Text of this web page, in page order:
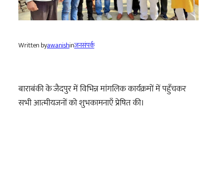
Written byawanishinजनसंपर्क
बाराबंकी के जैदपुर में विभिन्न मांगलिक कार्यक्रमों में पहुँचकर
सभी आत्मीयजनों को शुभकामनाएँ प्रेषित की।